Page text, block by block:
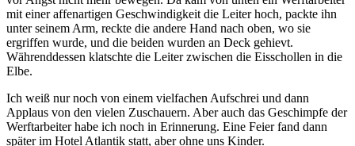
mit einer affenartigen Geschwindigkeit die Leiter hoch, packte ihn
unter seinem Arm, reckte die andere Hand nach oben, wo sie
ergriffen wurde, und die beiden wurden an Deck gehievt.
Währenddessen klatschte die Leiter zwischen die Eisschollen in die
Elbe.
Ich weiß nur noch von einem vielfachen Aufschrei und dann
Applaus von den vielen Zuschauern. Aber auch das Geschimpfe der
Werftarbeiter habe ich noch in Erinnerung. Eine Feier fand dann
später im Hotel Atlantik statt, aber ohne uns Kinder.